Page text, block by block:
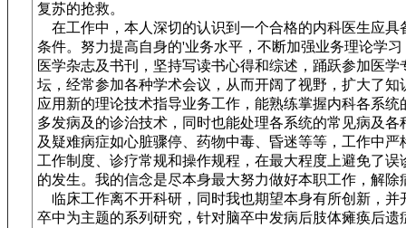
复苏的抢救。
在工作中，本人深切的认识到一个合格的内科医生应具
条件。努力提高自身的'业务水平，不断加强业务理论学
医学杂志及书刊，坚持写读书心得和综述，踊跃参加医学
坛，经常参加各种学术会议，从而开阔了视野，扩大了知
应用新的理论技术指导业务工作，能熟练掌握内科各系统
多发病及的诊治技术，同时也能处理各系统的常见病及各
及疑难病症如心脏骤停、药物中毒、昏迷等等，工作中严
工作制度、诊疗常规和操作规程，在最大程度上避免了误
的发生。我的信念是尽本身最大努力做好本职工作，解除
临床工作离不开科研，同时我也期望本身有所创新，并
卒中为主题的系列研究，针对脑卒中发病后肢体瘫痪后遗